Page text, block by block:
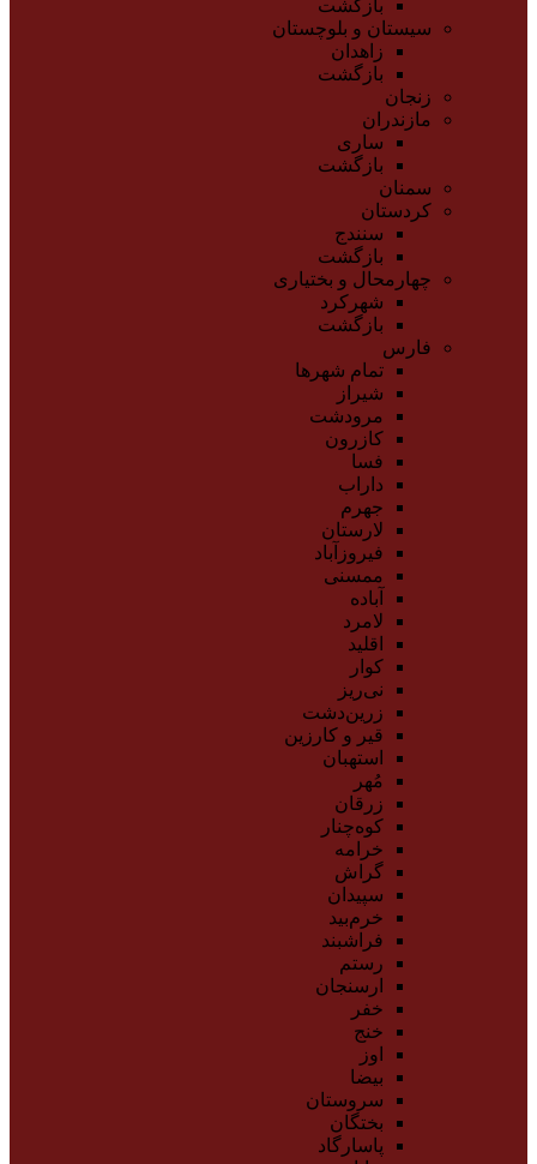
بازگشت
سیستان و بلوچستان
زاهدان
بازگشت
زنجان
مازندران
ساری
بازگشت
سمنان
کردستان
سنندج
بازگشت
چهارمحال و بختیاری
شهرکرد
بازگشت
فارس
تمام شهر‌ها
شیراز
مرودشت
کازرون
فسا
داراب
جهرم
لارستان
فیروزآباد
ممسنی
آباده
لامرد
اقلید
کوار
نی‌ریز
زرین‌دشت
قیر و کارزین
استهبان
مُهر
زرقان
کوه‌چنار
خرامه
گراش
سپیدان
خرم‌بید
فراشبند
رستم
ارسنجان
خفر
خنج
اوز
بیضا
سروستان
بختگان
پاسارگاد